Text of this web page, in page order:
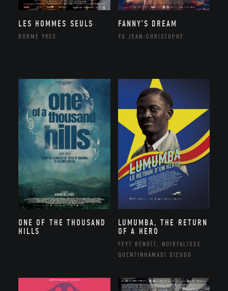
LES HOMMES SEULS
DORME YVES
FANNY’S DREAM
YU JEAN-CHRISTOPHE
ONE OF THE THOUSAND
HILLS
LUMUMBA, THE RETURN
OF A HERO
FEYT BENOÎT, NOIRFALISSE
QUENTINHAMADI DIEUDO